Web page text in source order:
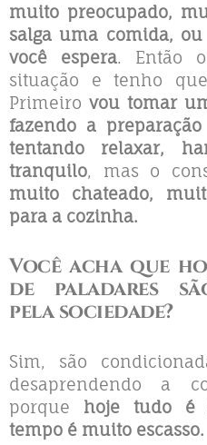
muito preocupado,
salga uma comida,
você espera. Então
situação e tenho
Primeiro vou tomar
fazendo a
tentando relaxar,
tranquilo, mas o
muito chateado,
para a cozinha.
Você acha que
de paladares
pela sociedade?
Sim, são
desaprendendo a
porque hoje tudo é
tempo é muito escasso.